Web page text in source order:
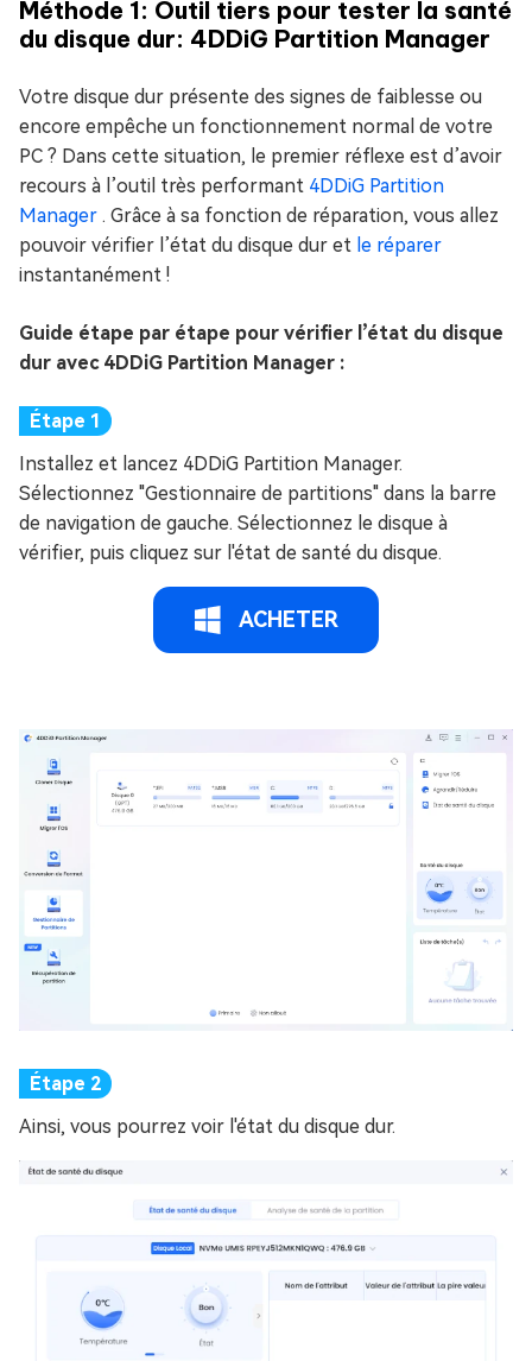
Méthode 1: Outil tiers pour tester la santé
du disque dur: 4DDiG Partition Manager
Votre disque dur présente des signes de faiblesse ou
encore empêche un fonctionnement normal de votre
PC ? Dans cette situation, le premier réflexe est d’avoir
recours à l’outil très performant 4DDiG Partition
Manager . Grâce à sa fonction de réparation, vous allez
pouvoir vérifier l’état du disque dur et le réparer
instantanément !
Guide étape par étape pour vérifier l’état du disque
dur avec 4DDiG Partition Manager :
Installez et lancez 4DDiG Partition Manager.
Sélectionnez "Gestionnaire de partitions" dans la barre
de navigation de gauche. Sélectionnez le disque à
vérifier, puis cliquez sur l'état de santé du disque.
ACHETER
Ainsi, vous pourrez voir l'état du disque dur.